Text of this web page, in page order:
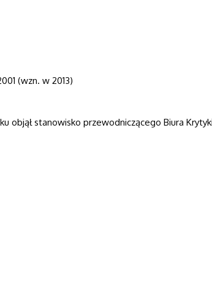
(wzn. w 2013)
objął stanowisko przewodniczącego Biura